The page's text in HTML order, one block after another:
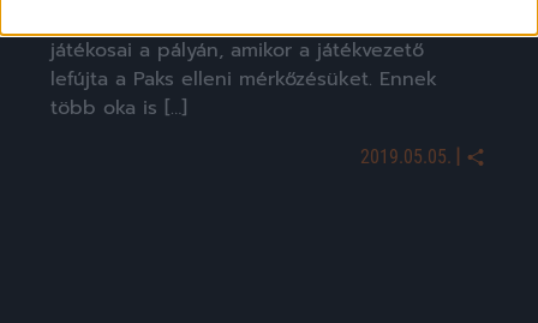
játékosai a pályán, amikor a játékvezető
lefújta a Paks elleni mérkőzésüket. Ennek
több oka is […]
2019.05.05. |